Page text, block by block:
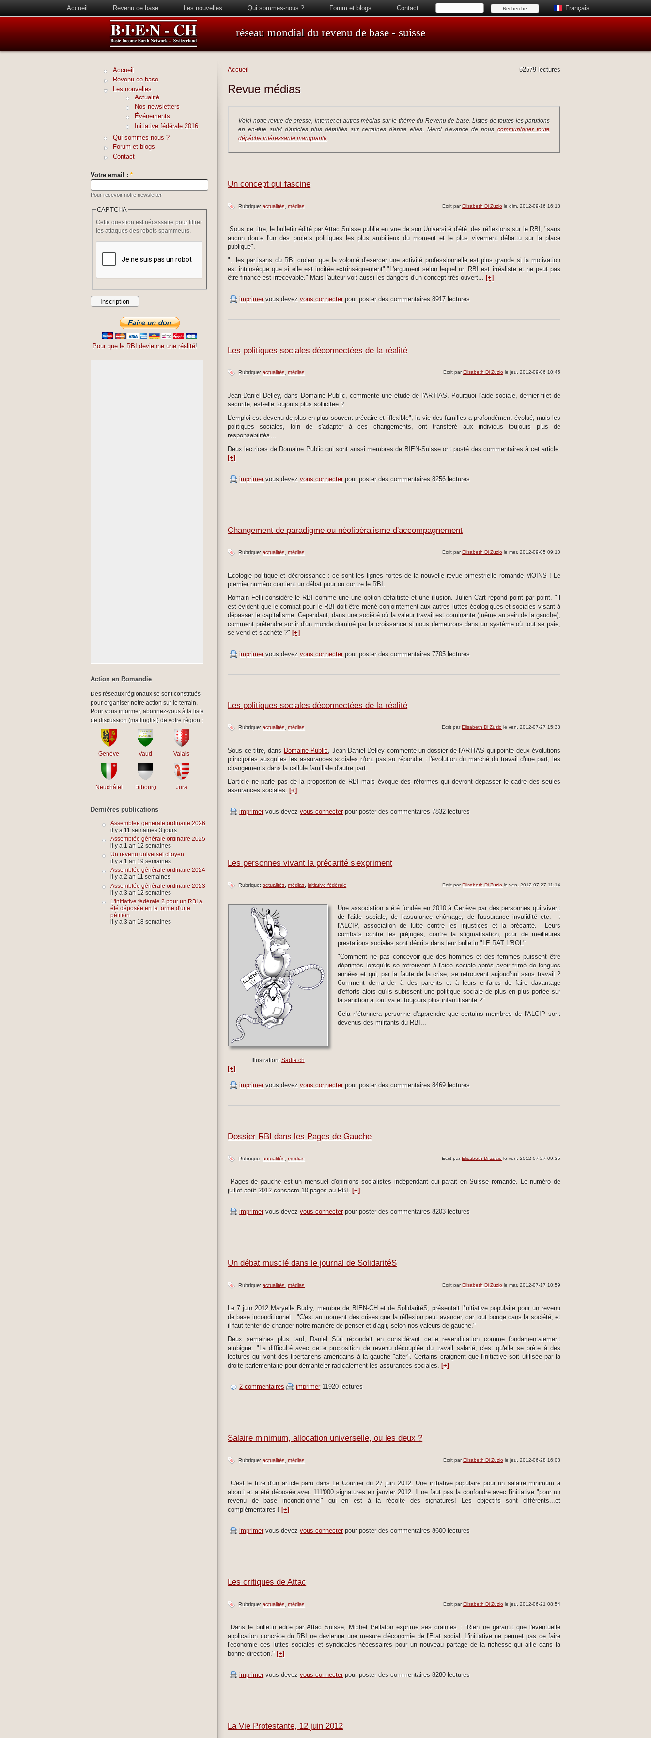
Accueil Revenu de base Les nouvelles Qui sommes-nous ? Forum et blogs Contact Français
réseau mondial du revenu de base - suisse
52579 lectures
Accueil
Revue médias
Voici notre revue de presse, internet et autres médias sur le thème du Revenu de base. Listes de toutes les parutions
en en-tête suivi d'articles plus détaillés sur certaines d'entre elles. Merci d'avance de nous communiquer toute
dépêche intéressante manquante
Un concept qui fascine
Ecrit parElisabeth Di Zuzio le dim, 2012-09-16 16:18
Rubrique:actualités médias
Sous ce titre, le bulletin édité par Attac Suisse publie en vue de son Université d'été des réflexions sur le RBI, "sans
aucun doute l'un des projets politiques les plus ambitieux du moment et le plus vivement débattu sur la place
publique".
"...les partisans du RBI croient que la volonté d'exercer une activité professionnelle est plus grande si la motivation
est intrinsèque que si elle est incitée extrinséquement"."L'argument selon lequel un RBI est irréaliste et ne peut pas
être financé est irrecevable." Mais l'auteur voit aussi les dangers d'un concept très ouvert...[+]
imprimer vous devezvous connecterpour poster des commentaires 8917 lectures
Les politiques sociales déconnectées de la réalité
Ecrit parElisabeth Di Zuzio le jeu, 2012-09-06 10:45
Rubrique:actualités médias
Jean-Daniel Delley, dans Domaine Public, commente une étude de l'ARTIAS. Pourquoi l'aide sociale, dernier filet de
sécurité, est-elle toujours plus sollicitée ?
L'emploi est devenu de plus en plus souvent précaire et "flexible"; la vie des familles a profondément évolué; mais les
politiques sociales, loin de s'adapter à ces changements, ont transféré aux individus toujours plus de
responsabilités...
Deux lectrices de Domaine Public qui sont aussi membres de BIEN-Suisse ont posté des commentaires à cet article.
[+]
imprimer vous devezvous connecterpour poster des commentaires 8256 lectures
Changement de paradigme ou néolibéralisme d'accompagnement
Ecrit parElisabeth Di Zuzio le mer, 2012-09-05 09:10
Rubrique:actualités médias
Ecologie politique et décroissance : ce sont les lignes fortes de la nouvelle revue bimestrielle romande MOINS ! Le
premier numéro contient un débat pour ou contre le RBI.
Romain Felli considère le RBI comme une une option défaitiste et une illusion. Julien Cart répond point par point. "Il
est évident que le combat pour le RBI doit être mené conjointement aux autres luttes écologiques et sociales visant à
dépasser le capitalisme. Cependant, dans une société où la valeur travail est dominante (même au sein de la gauche),
comment prétendre sortir d'un monde dominé par la croissance si nous demeurons dans un système où tout se paie,
se vend et s'achète ?"[+]
imprimer vous devezvous connecterpour poster des commentaires 7705 lectures
Les politiques sociales déconnectées de la réalité
Ecrit parElisabeth Di Zuzio le ven, 2012-07-27 15:38
Rubrique:actualités médias
Sous ce titre, dans Domaine Public , Jean-Daniel Delley commente un dossier de l'ARTIAS qui pointe deux évolutions
principales auxqulles les assurances sociales n'ont pas su répondre : l'évolution du marché du travail d'une part, les
changements dans la cellule familiale d'autre part.
L'article ne parle pas de la propositon de RBI mais évoque des réformes qui devront dépasser le cadre des seules
assurances sociales.[+]
imprimer vous devezvous connecterpour poster des commentaires 7832 lectures
Les personnes vivant la précarité s'expriment
Ecrit parElisabeth Di Zuzio le ven, 2012-07-27 11:14
Rubrique:actualités médias initiative fédérale
Illustration: Sadia.ch
Une association a été fondée en 2010 à Genève par des personnes qui vivent
de l'aide sociale, de l'assurance chômage, de l'assurance invalidité etc. :
l'ALCIP, association de lutte contre les injustices et la précarité. Leurs
combats contre les préjugés, contre la stigmatisation, pour de meilleures
prestations sociales sont décrits dans leur bulletin "LE RAT L'BOL".
"Comment ne pas concevoir que des hommes et des femmes puissent être
déprimés lorsqu'ils se retrouvent à l'aide sociale après avoir trimé de longues
années et qui, par la faute de la crise, se retrouvent aujoud'hui sans travail ?
Comment demander à des parents et à leurs enfants de faire davantage
d'efforts alors qu'ils subissent une politique sociale de plus en plus portée sur
la sanction à tout va et toujours plus infantilisante ?"
Cela n'étonnera personne d'apprendre que certains membres de l'ALCIP sont
devenus des militants du RBI...
[+]
imprimer vous devezvous connecterpour poster des commentaires 8469 lectures
Dossier RBI dans les Pages de Gauche
Ecrit parElisabeth Di Zuzio le ven, 2012-07-27 09:35
Rubrique:actualités médias
Pages de gauche est un mensuel d'opinions socialistes indépendant qui parait en Suisse romande. Le numéro de
juillet-août 2012 consacre 10 pages au RBI.[+]
imprimer vous devezvous connecterpour poster des commentaires 8203 lectures
Un débat musclé dans le journal de SolidaritéS
Ecrit parElisabeth Di Zuzio le mar, 2012-07-17 10:59
Rubrique:actualités médias
Le 7 juin 2012 Maryelle Budry, membre de BIEN-CH et de SolidaritéS, présentait l'initiative populaire pour un revenu
de base inconditionnel : "C'est au moment des crises que la réflexion peut avancer, car tout bouge dans la société, et
il faut tenter de changer notre manière de penser et d'agir, selon nos valeurs de gauche."
Deux semaines plus tard, Daniel Süri répondait en considérant cette revendication comme fondamentalement
ambigüe. "La difficulté avec cette proposition de revenu découplée du travail salarié, c'est qu'elle se prête à des
lectures qui vont des libertariens américains à la gauche "alter". Certains craignent que l'initiative soit utilisée par la
droite parlementaire pour démanteler radicalement les assurances sociales.[+]
2 commentaires imprimer 11920 lectures
Salaire minimum, allocation universelle, ou les deux ?
Ecrit parElisabeth Di Zuzio le jeu, 2012-06-28 16:08
Rubrique:actualités médias
C'est le titre d'un article paru dans Le Courrier du 27 juin 2012. Une initiative populaire pour un salaire minimum a
abouti et a été déposée avec 111'000 signatures en janvier 2012. Il ne faut pas la confondre avec l'initiative "pour un
revenu de base inconditionnel" qui en est à la récolte des signatures! Les objectifs sont différents...et
complémentaires ![+]
imprimer vous devezvous connecterpour poster des commentaires 8600 lectures
Les critiques de Attac
Ecrit parElisabeth Di Zuzio le jeu, 2012-06-21 08:54
Rubrique:actualités médias
Dans le bulletin édité par Attac Suisse, Michel Pellaton exprime ses craintes : "Rien ne garantit que l'éventuelle
application concrète du RBI ne devienne une mesure d'économie de l'Etat social. L'initiative ne permet pas de faire
l'économie des luttes sociales et syndicales nécessaires pour un nouveau partage de la richesse qui aille dans la
bonne direction."[+]
imprimer vous devezvous connecterpour poster des commentaires 8280 lectures
La Vie Protestante, 12 juin 2012
Accueil
Revenu de base
Les nouvelles
Actualité
Nos newsletters
Événements
Initiative fédérale 2016
Qui sommes-nous ?
Forum et blogs
Contact
Votre email : *
Pour recevoir notre newsletter
CAPTCHA
Cette question est nécessaire pour filtrer
les attaques des robots spammeurs.
Pour que le RBI devienne une réalité!
Action en Romandie
Des réseaux régionaux se sont constitués
pour organiser notre action sur le terrain.
Pour vous informer, abonnez-vous à la liste
de discussion (mailinglist) de votre région :
Genève Vaud Valais
Neuchâtel Fribourg Jura
Dernières publications
Assemblée générale ordinaire 2026
il y a 11 semaines 3 jours
Assemblée générale ordinaire 2025
il y a 1 an 12 semaines
Un revenu universel citoyen
il y a 1 an 19 semaines
Assemblée générale ordinaire 2024
il y a 2 an 11 semaines
Assemblée générale ordinaire 2023
il y a 3 an 12 semaines
L'initiative fédérale 2 pour un RBI a
été déposée en la forme d'une
pétition
il y a 3 an 18 semaines